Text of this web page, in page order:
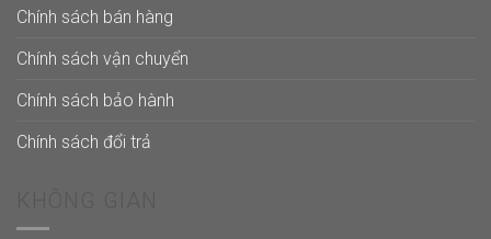
Chính sách bán hàng
Chính sách vận chuyển
Chính sách bảo hành
Chính sách đổi trả